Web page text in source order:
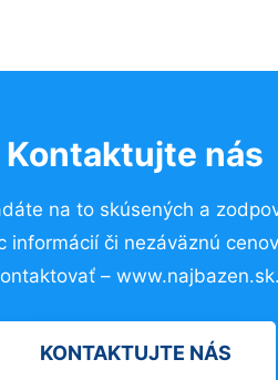
Kontaktujte nás
na to skúsených a
informácií či nezáväznú
– www.najbazen.sk.
KONTAKTUJTE NÁS